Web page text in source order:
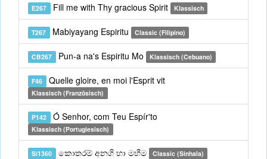
E267 Fill me with Thy gracious Spirit Klassisch
T267 Mabiyayang Espiritu Classic (Filipino)
CB267 Pun-a na's Espiritu Mo Klassisch (Cebuano)
F46 Quelle gloire, en moi l'Esprit vit
Klassisch (Französisch)
P142 Ó Senhor, com Teu Espír'to
Klassisch (Portugiesisch)
Si1360 කොතරම් අනගි හා මහීම Classic (Sinhala)